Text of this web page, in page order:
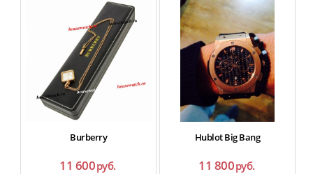
Burberry
11 600руб.
Hublot Big Bang
11 800руб.